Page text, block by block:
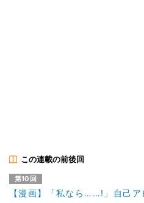
この連載の前後回
第10回
【漫画】「私なら……!」自己ア